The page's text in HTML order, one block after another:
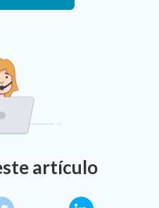
artículo